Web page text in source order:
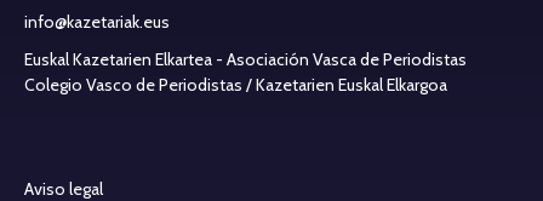
info@kazetariak.eus
Euskal Kazetarien Elkartea - Asociación Vasca de Periodistas
Colegio Vasco de Periodistas / Kazetarien Euskal Elkargoa
Aviso legal